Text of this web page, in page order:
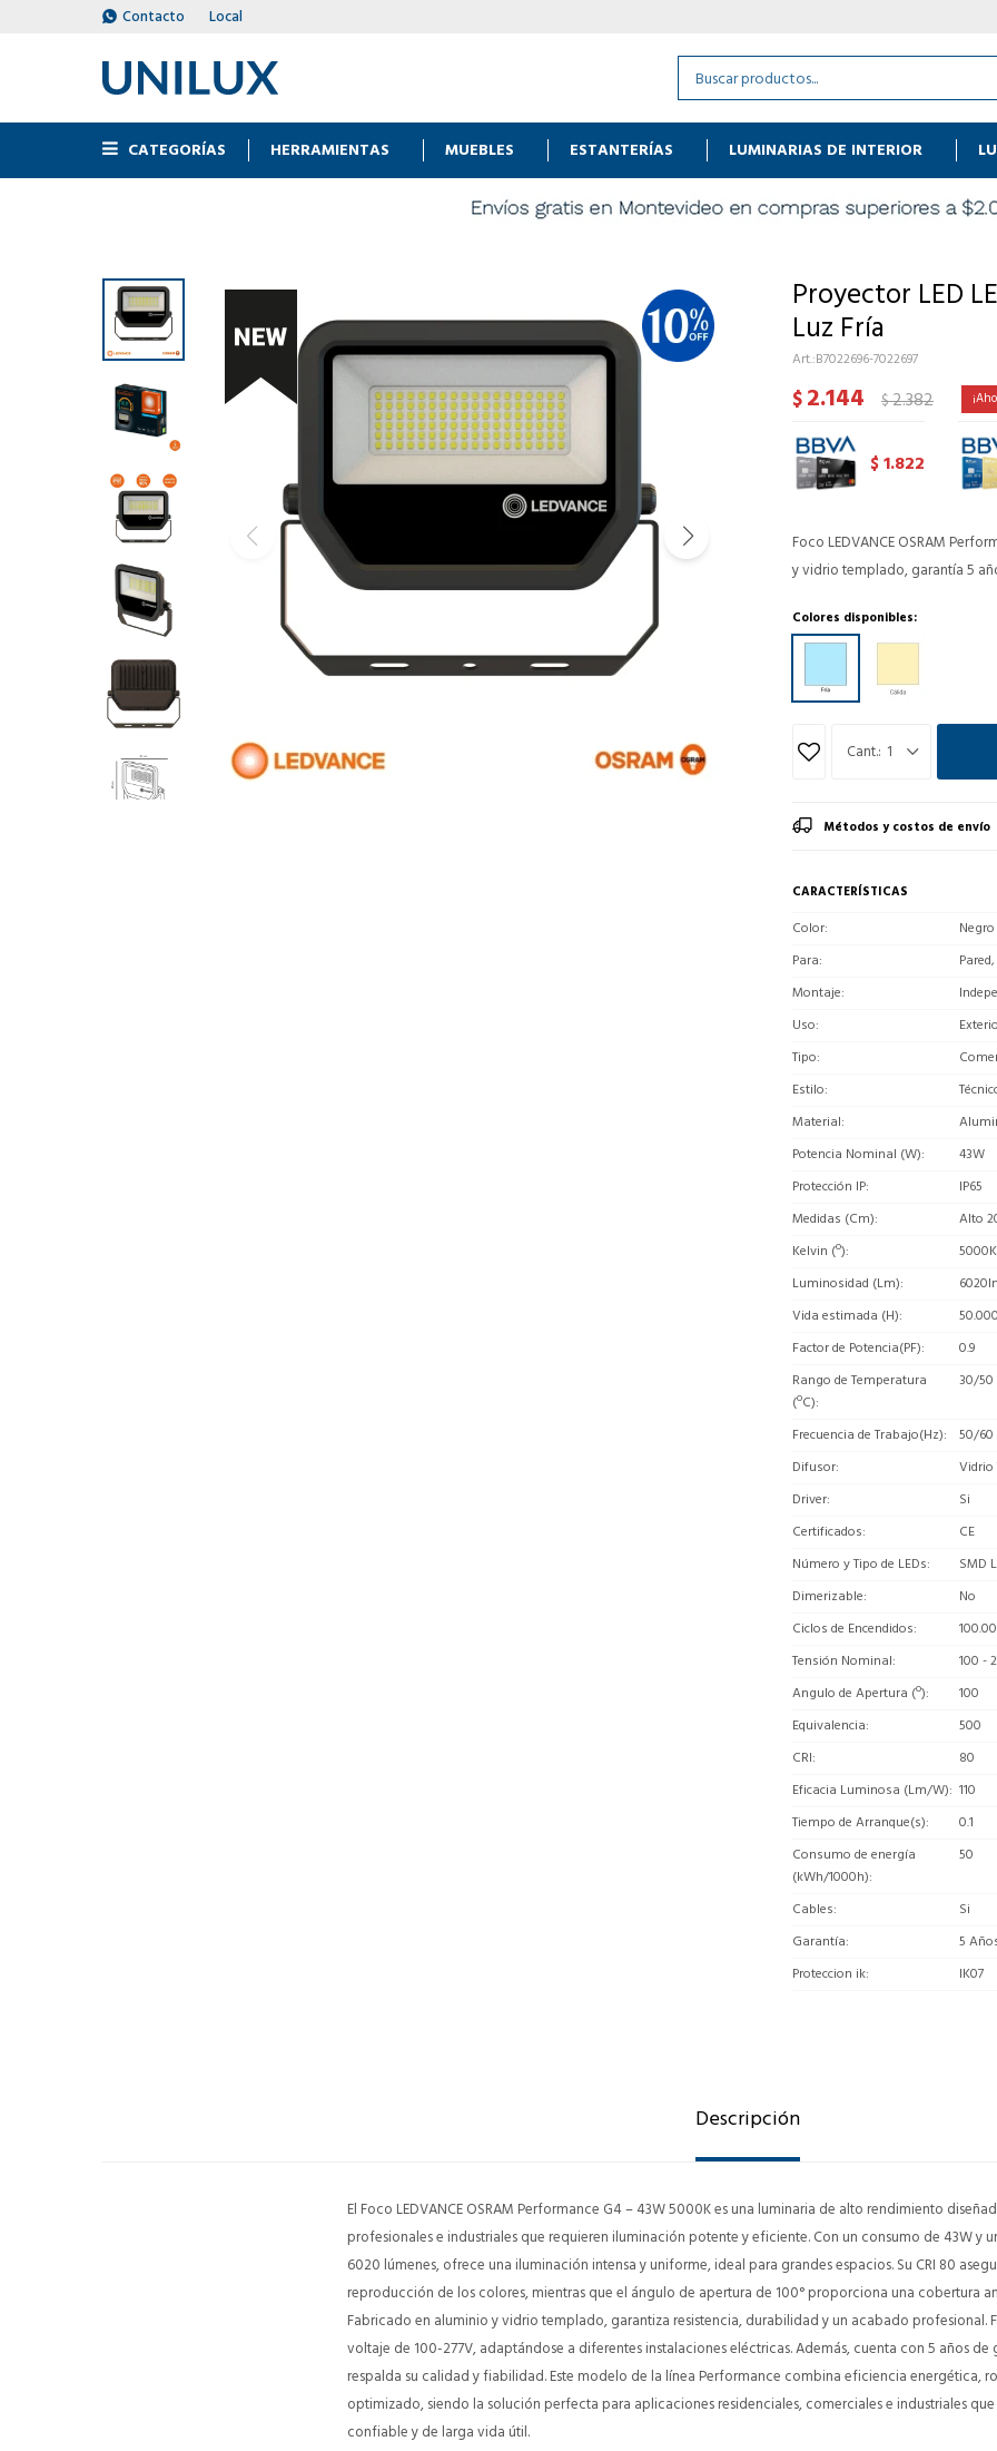
CATEGORÍAS HERRAMIENTAS MUEBLES ESTANTERÍAS LUMINARIAS DE INTERIOR
Contacto Local
Proyector LED
Luz Fría
B7022696-7022697
$2.144 $2.382
$1.822
Foco LEDVANCE OSRAM
y vidrio templado, garantía 5
Colores disponibles:
1
Métodos y costos de envío
CARACTERÍSTICAS
Color
Negro
Para
Montaje
Uso
Tipo
Estilo
Material
Potencia Nominal (W)
43W
Protección IP
IP65
Medidas (Cm)
Alto
Kelvin (º)
5000K
Luminosidad (Lm)
Vida estimada (H)
50.000
Factor de Potencia(PF)
0.9
Rango de Temperatura
(ºC)
30/50
Frecuencia de Trabajo(Hz)
50/60
Difusor
Vidrio
Driver
Si
Certificados
CE
Número y Tipo de LEDs
SMD
Dimerizable
No
Ciclos de Encendidos
Tensión Nominal
100 -
Angulo de Apertura (º)
100
Equivalencia
500
CRI
80
Eficacia Luminosa (Lm/W) 110
Tiempo de Arranque(s)
0.1
Consumo de energía
(kWh/1000h)
50
Cables
Si
Garantía
5
Proteccion ik
IK07
Descripción
El Foco LEDVANCE OSRAM Performance G4 – 43W 5000K es una luminaria de alto rendimiento
profesionales e industriales que requieren iluminación potente y eficiente. Con un consumo de 43W y
6020 lúmenes, ofrece una iluminación intensa y uniforme, ideal para grandes espacios. Su CRI 80
reproducción de los colores, mientras que el ángulo de apertura de 100° proporciona una cobertura
Fabricado en aluminio y vidrio templado, garantiza resistencia, durabilidad y un acabado profesional.
voltaje de 100-277V, adaptándose a diferentes instalaciones eléctricas. Además, cuenta con 5 años de
respalda su calidad y fiabilidad. Este modelo de la línea Performance combina eficiencia energética,
optimizado, siendo la solución perfecta para aplicaciones residenciales, comerciales e industriales
confiable y de larga vida útil.